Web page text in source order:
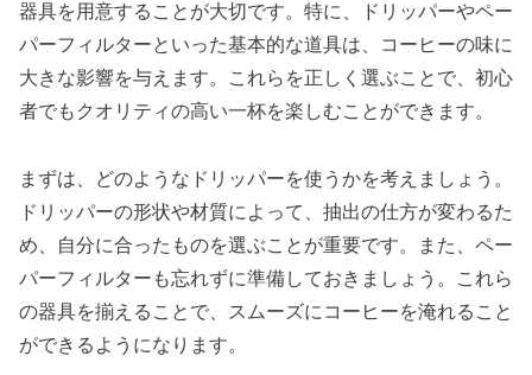
器具を用意することが大切です。特に、ドリッパーやペー
パーフィルターといった基本的な道具は、コーヒーの味に
大きな影響を与えます。これらを正しく選ぶことで、初心
者でもクオリティの高い一杯を楽しむことができます。
まずは、どのようなドリッパーを使うかを考えましょう。
ドリッパーの形状や材質によって、抽出の仕方が変わるた
め、自分に合ったものを選ぶことが重要です。また、ペー
パーフィルターも忘れずに準備しておきましょう。これら
の器具を揃えることで、スムーズにコーヒーを淹れること
ができるようになります。